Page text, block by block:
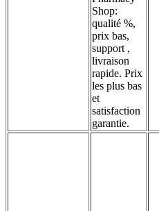
Shop:
qualité %,
prix bas,
support ,
livraison
rapide. Prix
les plus bas
et
satisfaction
garantie.